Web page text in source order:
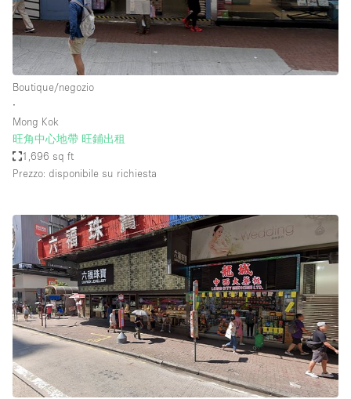
Boutique/negozio
∙
Mong Kok
旺角中心地帶 旺鋪出租
1,696 sq ft
Prezzo: disponibile su richiesta